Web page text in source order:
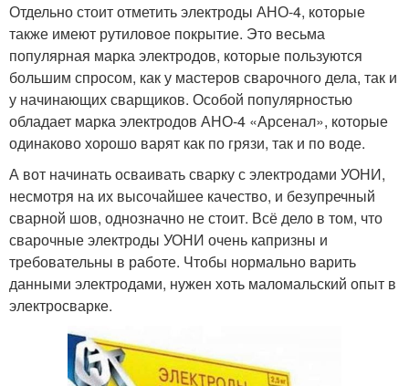
Отдельно стоит отметить электроды АНО-4, которые
также имеют рутиловое покрытие. Это весьма
популярная марка электродов, которые пользуются
большим спросом, как у мастеров сварочного дела, так и
у начинающих сварщиков. Особой популярностью
обладает марка электродов АНО-4 «Арсенал», которые
одинаково хорошо варят как по грязи, так и по воде.
А вот начинать осваивать сварку с электродами УОНИ,
несмотря на их высочайшее качество, и безупречный
сварной шов, однозначно не стоит. Всё дело в том, что
сварочные электроды УОНИ очень капризны и
требовательны в работе. Чтобы нормально варить
данными электродами, нужен хоть маломальский опыт в
электросварке.